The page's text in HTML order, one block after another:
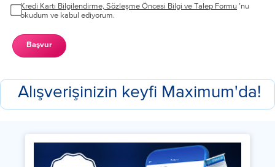
Kredi Kartı Bilgilendirme, Sözleşme Öncesi Bilgi ve Talep Formu ’nu
okudum ve kabul ediyorum.
Başvur
Alışverişinizin keyfi Maximum'da!